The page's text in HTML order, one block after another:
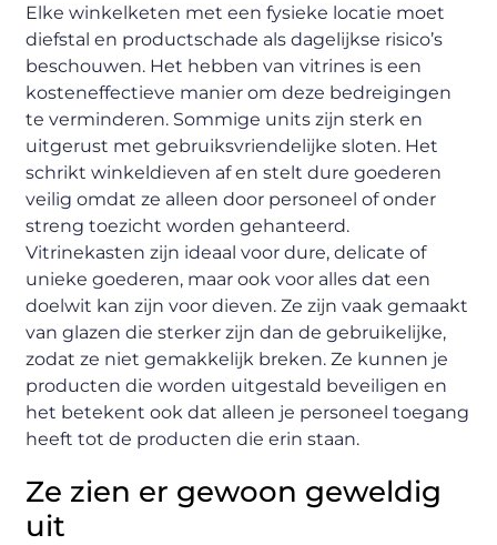
Elke winkelketen met een fysieke locatie moet
diefstal en productschade als dagelijkse risico’s
beschouwen. Het hebben van vitrines is een
kosteneffectieve manier om deze bedreigingen
te verminderen. Sommige units zijn sterk en
uitgerust met gebruiksvriendelijke sloten. Het
schrikt winkeldieven af ​​en stelt dure goederen
veilig omdat ze alleen door personeel of onder
streng toezicht worden gehanteerd.
Vitrinekasten zijn ideaal voor dure, delicate of
unieke goederen, maar ook voor alles dat een
doelwit kan zijn voor dieven. Ze zijn vaak gemaakt
van glazen die sterker zijn dan de gebruikelijke,
zodat ze niet gemakkelijk breken. Ze kunnen je
producten die worden uitgestald beveiligen en
het betekent ook dat alleen je personeel toegang
heeft tot de producten die erin staan.
Ze zien er gewoon geweldig
uit